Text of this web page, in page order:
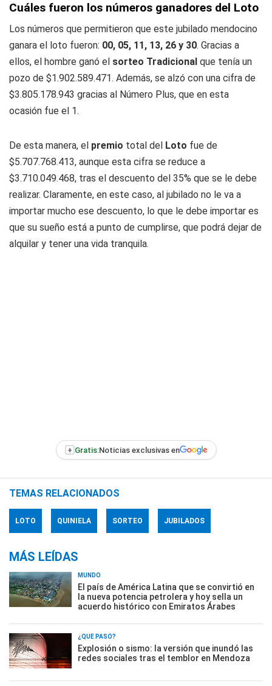
Cuáles fueron los números ganadores del Loto
Los números que permitieron que este jubilado mendocino
ganara el loto fueron: 00, 05, 11, 13, 26 y 30. Gracias a
ellos, el hombre ganó el sorteo Tradicional que tenía un
pozo de $1.902.589.471. Además, se alzó con una cifra de
$3.805.178.943 gracias al Número Plus, que en esta
ocasión fue el 1.
De esta manera, el premio total del Loto fue de
$5.707.768.413, aunque esta cifra se reduce a
$3.710.049.468, tras el descuento del 35% que se le debe
realizar. Claramente, en este caso, al jubilado no le va a
importar mucho ese descuento, lo que le debe importar es
que su sueño está a punto de cumplirse, que podrá dejar de
alquilar y tener una vida tranquila.
+ Gratis:Noticias exclusivas en
TEMAS RELACIONADOS
LOTO QUINIELA SORTEO JUBILADOS
MÁS LEÍDAS
MUNDO
El país de América Latina que se convirtió en
la nueva potencia petrolera y hoy sella un
acuerdo histórico con Emiratos Árabes
¿QUÉ PASÓ?
Explosión o sismo: la versión que inundó las
redes sociales tras el temblor en Mendoza